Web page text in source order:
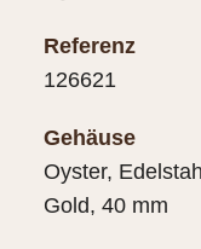
Referenz
126621
Gehäuse
Oyster,
Gold, 40 mm